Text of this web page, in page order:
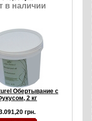
в наличии
Обертывание с
2 кг
грн.